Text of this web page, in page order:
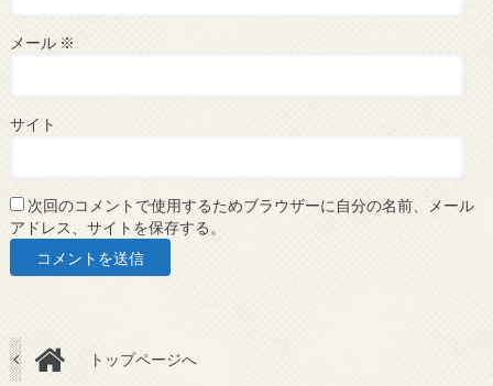
メール ※
サイト
次回のコメントで使用するためブラウザーに自分の名前、メール
アドレス、サイトを保存する。
トップページへ